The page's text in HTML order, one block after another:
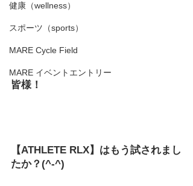
健康（wellness）
スポーツ（sports）
MARE Cycle Field
MARE イベントエントリー
皆様！
【ATHLETE RLX】はもう試されまし
たか？(^-^)